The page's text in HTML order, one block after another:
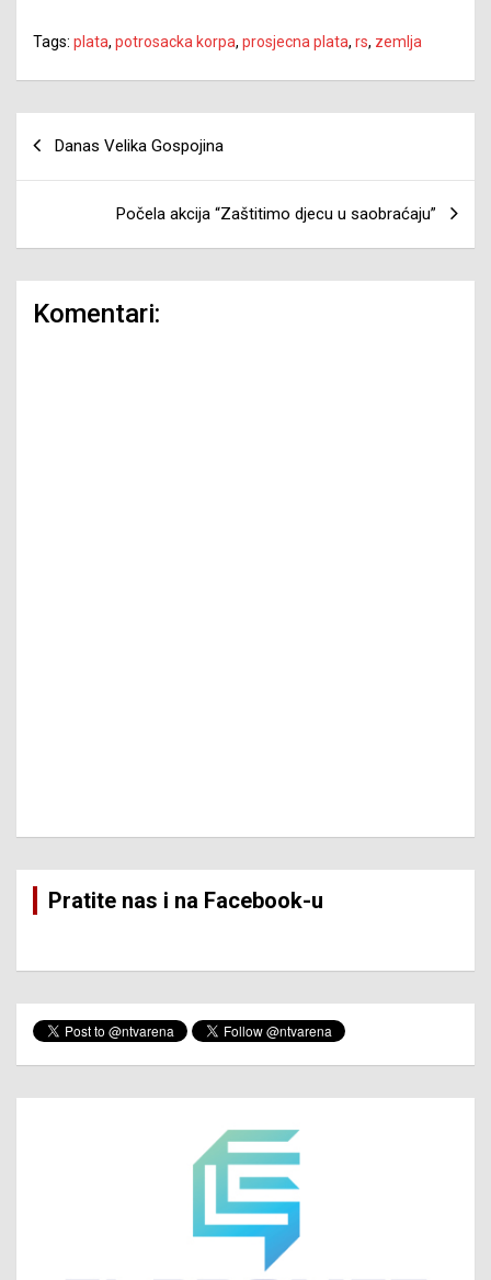
Tags: plata, potrosacka korpa, prosjecna plata, rs, zemlja
Danas Velika Gospojina
Počela akcija “Zaštitimo djecu u saobraćaju”
Komentari:
Pratite nas i na Facebook-u